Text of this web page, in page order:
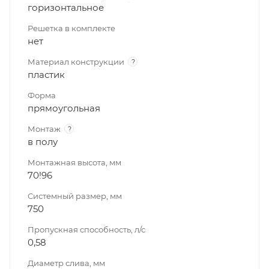
горизонтальное
Решетка в комплекте
нет
Материал конструкции ?
пластик
Форма
прямоугольная
Монтаж ?
в полу
Монтажная высота, мм
70!96
Системный размер, мм
750
Пропускная способность, л/с
0,58
Диаметр слива, мм